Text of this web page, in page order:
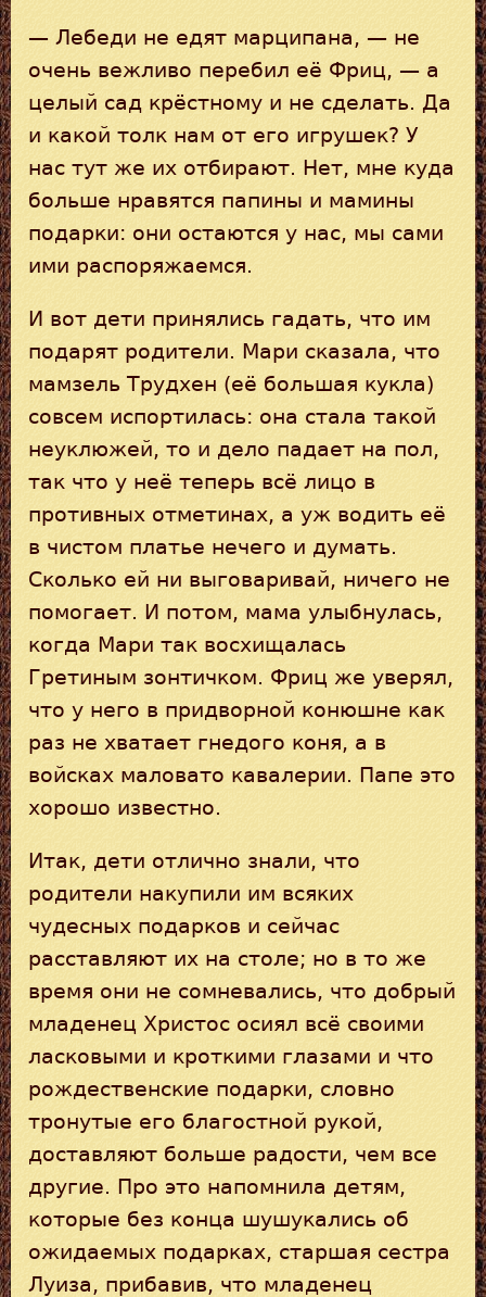
— Лебеди не едят марципана, — не
очень вежливо перебил её Фриц, — а
целый сад крёстному и не сделать. Да
и какой толк нам от его игрушек? У
нас тут же их отбирают. Нет, мне куда
больше нравятся папины и мамины
подарки: они остаются у нас, мы сами
ими распоряжаемся.
И вот дети принялись гадать, что им
подарят родители. Мари сказала, что
мамзель Трудхен (её большая кукла)
совсем испортилась: она стала такой
неуклюжей, то и дело падает на пол,
так что у неё теперь всё лицо в
противных отметинах, а уж водить её
в чистом платье нечего и думать.
Сколько ей ни выговаривай, ничего не
помогает. И потом, мама улыбнулась,
когда Мари так восхищалась
Гретиным зонтичком. Фриц же уверял,
что у него в придворной конюшне как
раз не хватает гнедого коня, а в
войсках маловато кавалерии. Папе это
хорошо известно.
Итак, дети отлично знали, что
родители накупили им всяких
чудесных подарков и сейчас
расставляют их на столе; но в то же
время они не сомневались, что добрый
младенец Христос осиял всё своими
ласковыми и кроткими глазами и что
рождественские подарки, словно
тронутые его благостной рукой,
доставляют больше радости, чем все
другие. Про это напомнила детям,
которые без конца шушукались об
ожидаемых подарках, старшая сестра
Луиза, прибавив, что младенец